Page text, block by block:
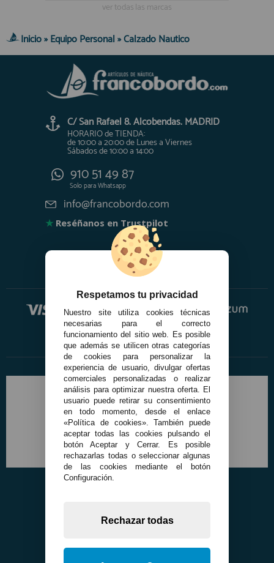
ver todas las marcas
Inicio»Equipo Personal»Calzado Nautico
C/ San Rafael 8. Alcobendas. MADRID
HORARIO de TIENDA:
de 10:00 a 20:00 de Lunes a Viernes
Sábados de 10:00 a 14:00
910 51 49 87
Solo paraWhatsapp
info@francobordo.com
★ Reséñanos en Trustpilot
Respetamos tu privacidad
Nuestro site utiliza cookies técnicas
necesarias para el correcto
funcionamiento del sitio web. Es posible
que además se utilicen otras categorías
de cookies para personalizar la
experiencia de usuario, divulgar ofertas
comerciales personalizadas o realizar
análisis para optimizar nuestra oferta. El
usuario puede retirar su consentimiento
en todo momento, desde el enlace
«Política de cookies». También puede
aceptar todas las cookies pulsando el
botón Aceptar y Cerrar. Es posible
rechazarlas todas o seleccionar algunas
de las cookies mediante el botón
Configuración.
Rechazar todas